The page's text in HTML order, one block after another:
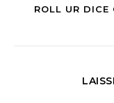
ROLL UR